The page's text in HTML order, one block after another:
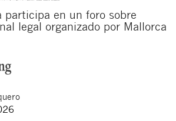
participa en un foro sobre
legal organizado por Mallorca